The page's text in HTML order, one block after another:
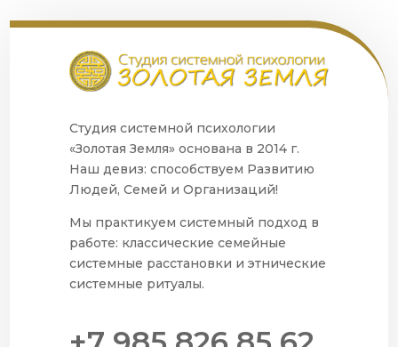
Студия системной психологии
«Золотая Земля» основана в 2014 г.
Наш девиз: способствуем Развитию
Людей, Семей и Организаций!
Мы практикуем системный подход в
работе: классические семейные
системные расстановки и этнические
системные ритуалы.